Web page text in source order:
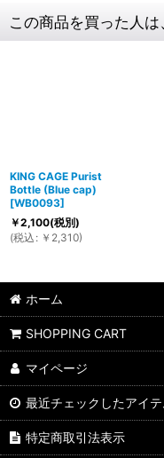
この商品を買った人
KING CAGE Purist
Bottle (Blue cap)
[WB0093]
￥2,100(税別)
(税込 : ￥ 2,310)
ホーム
SHOPPING CART
マイページ
最近チェックしたアイテ
特定商取引法表示